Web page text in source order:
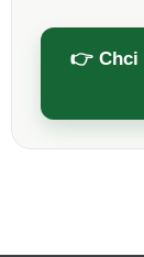
👉 Chci